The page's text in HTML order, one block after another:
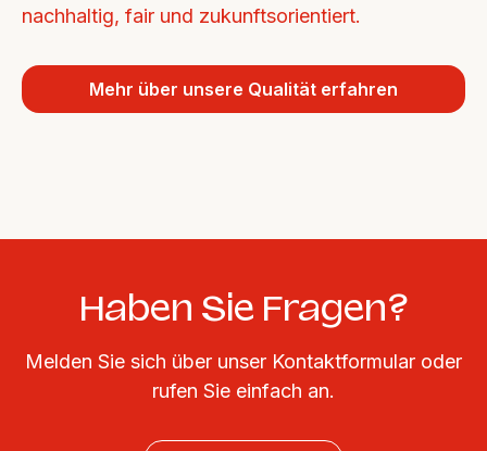
nachhaltig, fair und zukunftsorientiert.
Mehr über unsere Qualität erfahren
Haben Sie Fragen?
Melden Sie sich über unser Kontaktformular oder
rufen Sie einfach an.